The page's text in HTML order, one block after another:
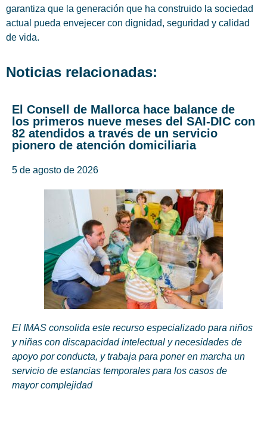
garantiza que la generación que ha construido la sociedad
actual pueda envejecer con dignidad, seguridad y calidad
de vida.
Noticias relacionadas:
El Consell de Mallorca hace balance de
los primeros nueve meses del SAI-DIC con
82 atendidos a través de un servicio
pionero de atención domiciliaria
5 de agosto de 2026
El IMAS consolida este recurso especializado para niños
y niñas con discapacidad intelectual y necesidades de
apoyo por conducta, y trabaja para poner en marcha un
servicio de estancias temporales para los casos de
mayor complejidad